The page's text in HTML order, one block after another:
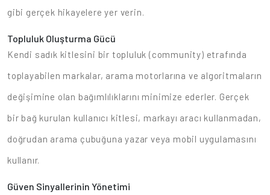
gibi gerçek hikayelere yer verin.
Topluluk Oluşturma Gücü
Kendi sadık kitlesini bir topluluk (community) etrafında
toplayabilen markalar, arama motorlarına ve algoritmaların
değişimine olan bağımlılıklarını minimize ederler. Gerçek
bir bağ kurulan kullanıcı kitlesi, markayı aracı kullanmadan,
doğrudan arama çubuğuna yazar veya mobil uygulamasını
kullanır.
Güven Sinyallerinin Yönetimi